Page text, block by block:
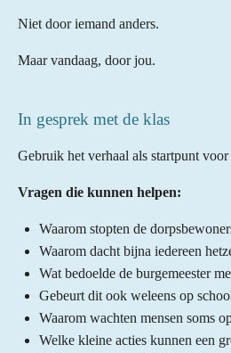
Niet door iemand anders.
Maar vandaag, door jou.
In gesprek met de klas
Gebruik het verhaal als startpunt voor
Vragen die kunnen helpen:
Waarom stopten de
Waarom dacht bijna iedereen
Wat bedoelde de burgemeester
Gebeurt dit ook weleens op
Waarom wachten mensen soms
Welke kleine acties kunnen een